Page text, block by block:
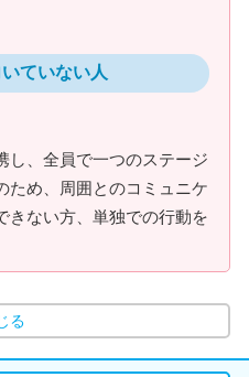
ていない人
し、全員で一つのステージ
ため、周囲とのコミュニケ
きない方、単独での行動を
る